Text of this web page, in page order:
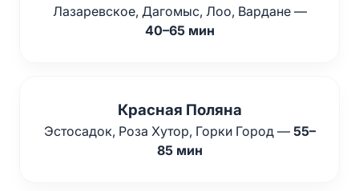
Лазаревское, Дагомыс, Лоо, Вардане —
40–65 мин
Красная Поляна
Эстосадок, Роза Хутор, Горки Город — 55–
85 мин